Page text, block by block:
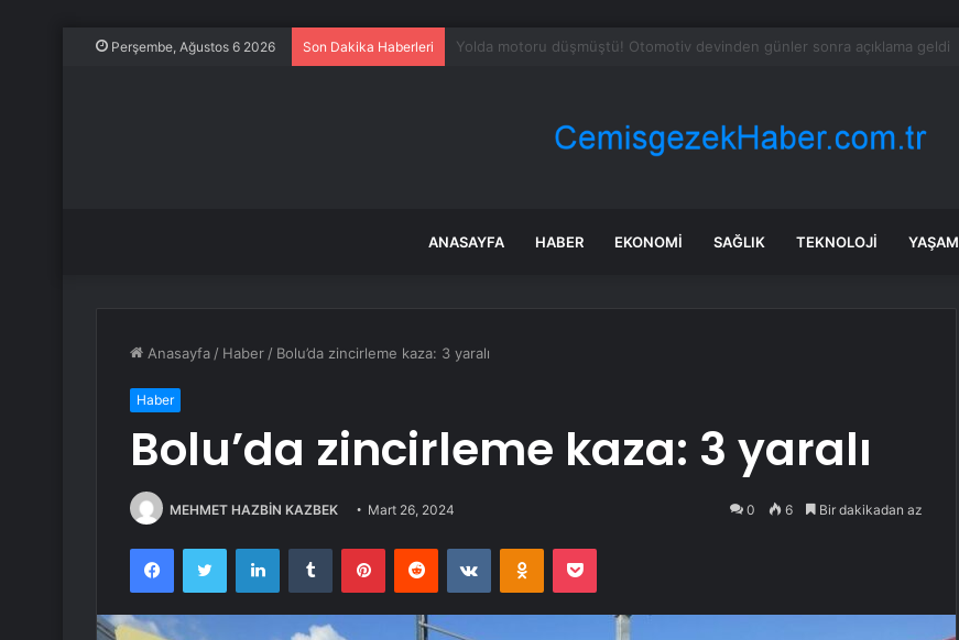
Perşembe, Ağustos 6 2026 Son Dakika Haberleri Motokurye, skuter ve motosiklet sürücülerine trafik yasağı
ANASAYFA HABER EKONOMI SAĞLIK TEKNOLOJI YAŞAM
Anasayfa / Haber / Bolu’da zincirleme kaza: 3 yaralı
Haber
Bolu’da zincirleme kaza: 3 yaralı
MEHMET HAZBİN KAZBEK Mart 26, 2024 0 6 Bir dakikadan az
FacebookTwitter LinkedInTumblr PinterestReddit VKontakteOdnoklassniki
Pocket